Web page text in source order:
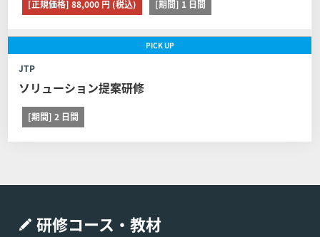
以下に定める通りとします。 但し、教育パンフレット等に
て日程変更可能期間を定めたコースはその定めが、また取
り消し、日程変更、証明書の発行に関する他社開催のコー
スは他社の定める契約条件がそれぞれ本条に優先して適用
-2488、受付時間：弊社休業日及び土・日・祝日
申し出るものとします。
[正規価格] 88,000 円 (税込) [期間] 1 日間
PICKUP
JTP
ソリューション提案研修
[期間] 2 日間
研修コース・教材